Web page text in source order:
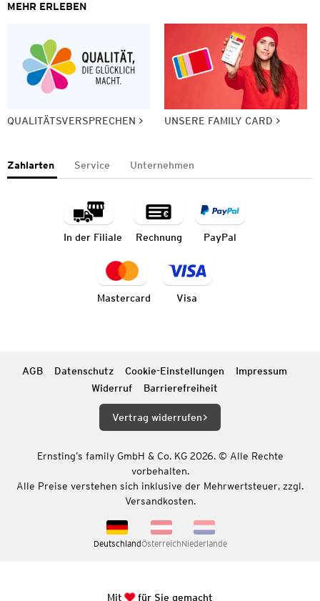
MEHR ERLEBEN
QUALITÄTSVERSPRECHEN UNSERE FAMILY CARD
Zahlarten Service Unternehmen
In der Filiale Rechnung PayPal
Mastercard Visa
AGB Datenschutz Cookie-Einstellungen
Impressum
Widerruf
Barrierefreiheit
Vertrag widerrufen
Ernsting’s family GmbH & Co. KG 2026. © Alle Rechte
vorbehalten.
Alle Preise verstehen sich inklusive der Mehrwertsteuer, zzgl.
Versandkosten.
DeutschlandÖsterreichNiederlande
Mit für Sie gemacht